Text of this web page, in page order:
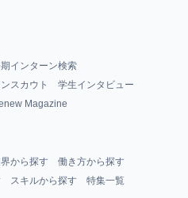
インターン検索
スカウト
学生インタビュー
Magazine
から探す
働き方から探す
スキルから探す 特集一覧